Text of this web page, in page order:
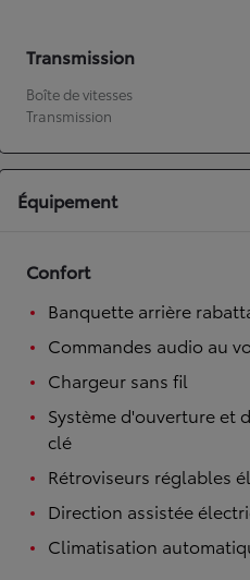
Transmission
Boîte de vitesses
Transmission
Équipement
Confort
Banquette arrière
Commandes audio au
Chargeur sans fil
Système d'ouverture et
clé
Rétroviseurs réglables
Direction assistée
Climatisation